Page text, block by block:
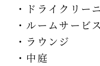
・ドライクリー
・ルームサービス
・ラウンジ
・中庭